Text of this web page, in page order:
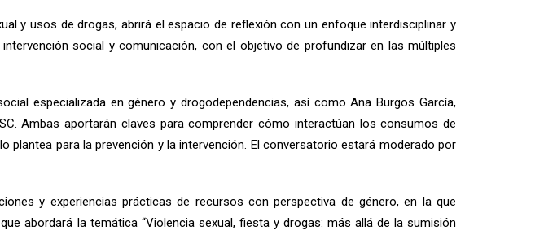
y usos de drogas, abrirá el espacio de reflexión con un enfoque interdisciplinar y
social y comunicación, con el objetivo de profundizar en las múltiples
especializada en género y drogodependencias, así como Ana Burgos García,
Ambas aportarán claves para comprender cómo interactúan los consumos de
para la prevención y la intervención. El conversatorio estará moderado por
y experiencias prácticas de recursos con perspectiva de género, en la que
abordará la temática “Violencia sexual, fiesta y drogas: más allá de la sumisión